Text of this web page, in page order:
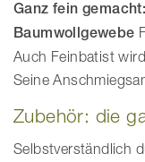
Ganz fein gemacht:
Baumwollgewebe
Auch Feinbatist
Seine
Zubehör: die
Selbstverständlich